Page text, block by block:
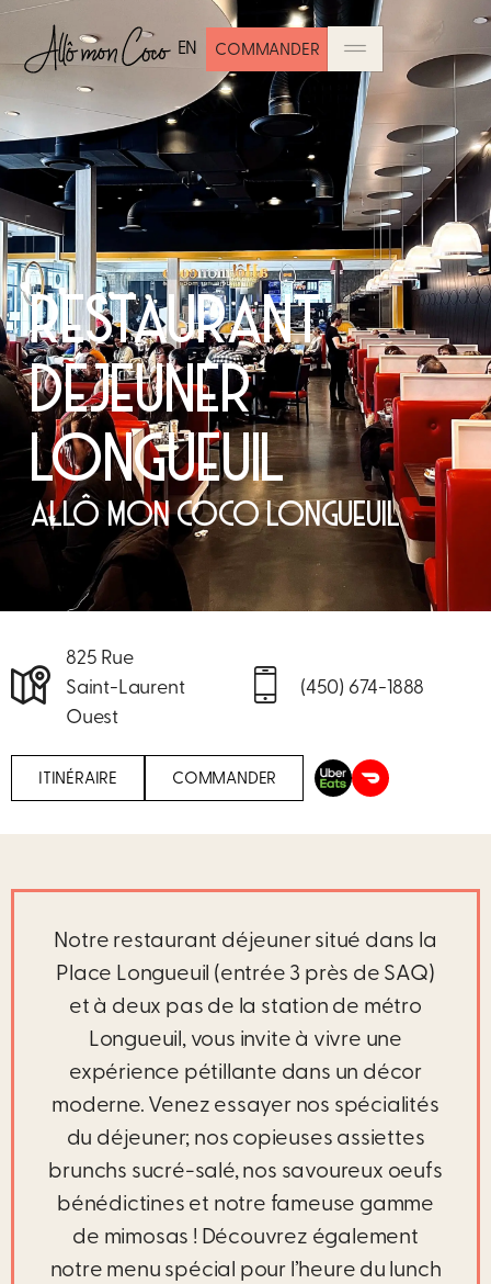
EN COMMANDER
RESTAURANT
DÉJEUNER
LONGUEUIL
ALLÔ MON COCO LONGUEUIL
825 Rue
Saint-Laurent
Ouest
(450) 674-1888
ITINÉRAIRE COMMANDER
Notre restaurant déjeuner situé dans la
Place Longueuil (entrée 3 près de SAQ)
et à deux pas de la station de métro
Longueuil, vous invite à vivre une
expérience pétillante dans un décor
moderne. Venez essayer nos spécialités
du déjeuner; nos copieuses assiettes
brunchs sucré-salé, nos savoureux oeufs
bénédictines et notre fameuse gamme
de mimosas ! Découvrez également
notre menu spécial pour l’heure du lunch